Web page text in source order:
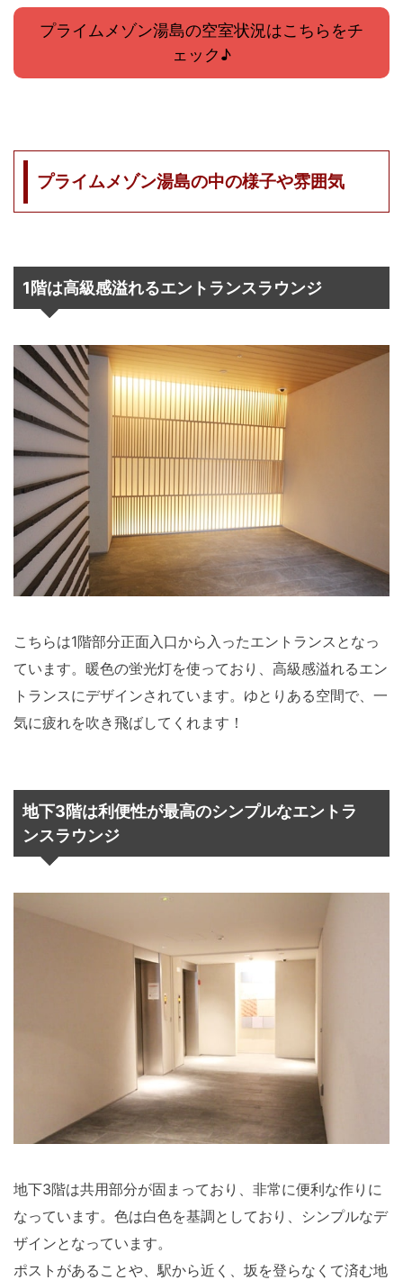
プライムメゾン湯島の空室状況はこちらをチ
ェック♪
プライムメゾン湯島の中の様子や雰囲気
1階は高級感溢れるエントランスラウンジ
こちらは1階部分正面入口から入ったエントランスとなっ
ています。暖色の蛍光灯を使っており、高級感溢れるエン
トランスにデザインされています。ゆとりある空間で、一
気に疲れを吹き飛ばしてくれます！
地下3階は利便性が最高のシンプルなエントラ
ンスラウンジ
地下3階は共用部分が固まっており、非常に便利な作りに
なっています。色は白色を基調としており、シンプルなデ
ザインとなっています。
ポストがあることや、駅から近く、坂を登らなくて済む地